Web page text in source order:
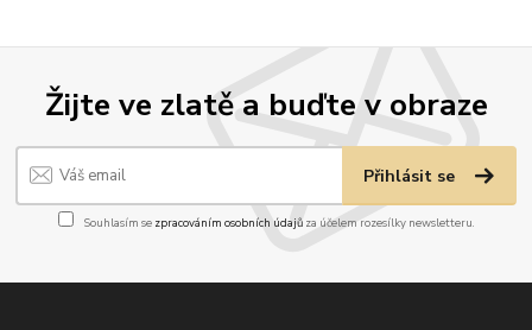
Žijte ve zlatě a buďte v obraze
Přihlásit se
Souhlasím se zpracováním osobních údajůza účelem rozesílky newsletteru.